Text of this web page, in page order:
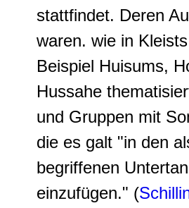
stattfindet. Deren
waren. wie in
Beispiel Huisums,
Hussahe
und Gruppen mit
die es galt "in den
begriffenen
einzufügen." (